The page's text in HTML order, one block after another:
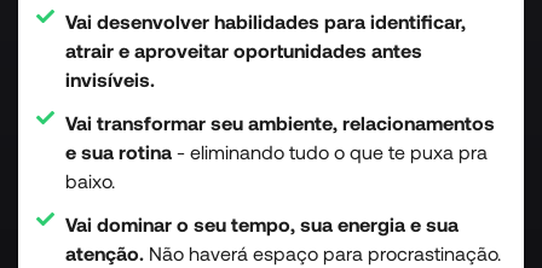
Vai desenvolver habilidades para identificar,
atrair e aproveitar oportunidades antes
invisíveis.
Vai transformar seu ambiente, relacionamentos
e sua rotina- eliminando tudo o que te puxa pra
baixo.
Vai dominar o seu tempo, sua energia e sua
atenção. Não haverá espaço para procrastinação.